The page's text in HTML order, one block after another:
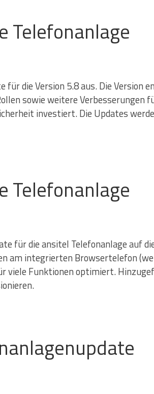
Telefonanlage
für die Version 5.8 aus. Die Version
sowie weitere Verbesserungen
investiert. Die Updates
Telefonanlage
für die ansitel Telefonanlage auf
am integrierten Browsertelefon
viele Funktionen optimiert.